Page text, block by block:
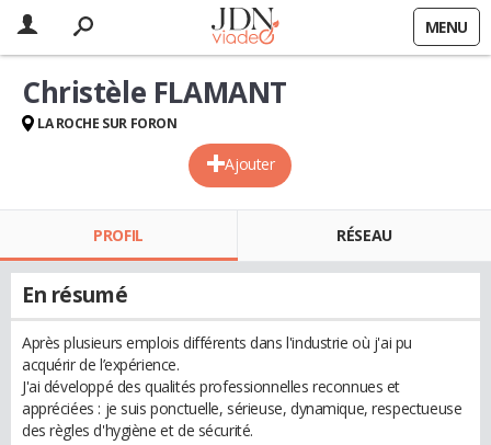
MENU
Ajouter
Christèle FLAMANT
LA ROCHE SUR FORON
PROFIL RÉSEAU
En résumé
Après plusieurs emplois différents dans l'industrie où j'ai pu
acquérir de l’expérience.
J'ai développé des qualités professionnelles reconnues et
appréciées : je suis ponctuelle, sérieuse, dynamique, respectueuse
des règles d'hygiène et de sécurité.